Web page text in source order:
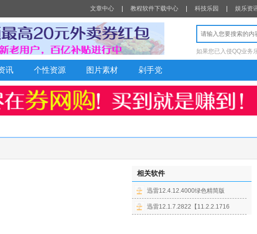
文章中心 教程软件下载中心 科技乐园 娱乐资
如果您已入侵QQ业务
讯 个性资源 图片素材 剁手党
相关软件
迅雷12.4.12.4000绿色精简版
迅雷12.1.7.2822【11.2.2.1716